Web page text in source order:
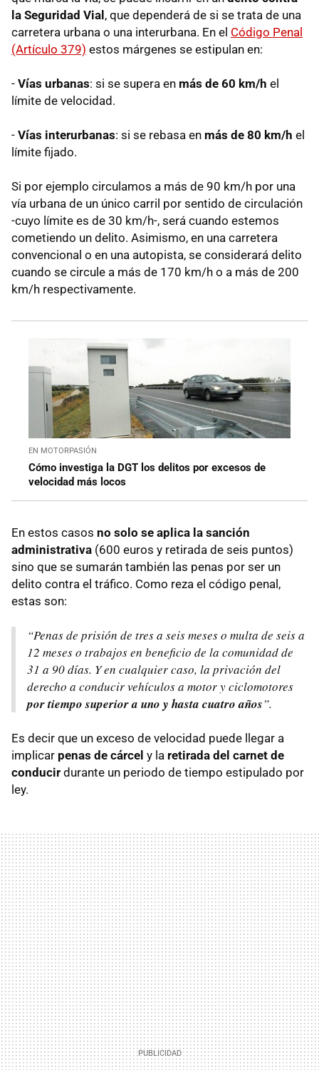
la Seguridad Vial, que dependerá de si se trata de una
carretera urbana o una interurbana. En el Código Penal
(Artículo 379) estos márgenes se estipulan en:
- Vías urbanas: si se supera en más de 60 km/h el
límite de velocidad.
- Vías interurbanas: si se rebasa en más de 80 km/h el
límite fijado.
Si por ejemplo circulamos a más de 90 km/h por una
vía urbana de un único carril por sentido de circulación
-cuyo límite es de 30 km/h-, será cuando estemos
cometiendo un delito. Asimismo, en una carretera
convencional o en una autopista, se considerará delito
cuando se circule a más de 170 km/h o a más de 200
km/h respectivamente.
EN MOTORPASIÓN
Cómo investiga la DGT los delitos por excesos de
velocidad más locos
En estos casos no solo se aplica la sanción
administrativa (600 euros y retirada de seis puntos)
sino que se sumarán también las penas por ser un
delito contra el tráfico. Como reza el código penal,
estas son:
“Penas de prisión de tres a seis meses o multa de seis a
12 meses o trabajos en beneficio de la comunidad de
31 a 90 días. Y en cualquier caso, la privación del
derecho a conducir vehículos a motor y ciclomotores
por tiempo superior a uno y hasta cuatro años”.
Es decir que un exceso de velocidad puede llegar a
implicar penas de cárcel y la retirada del carnet de
conducir durante un periodo de tiempo estipulado por
ley.